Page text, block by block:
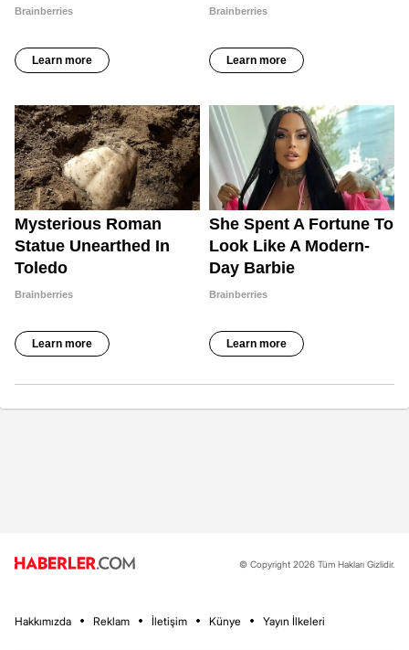
© Copyright 2026 Tüm Hakları Gizlidir.
Hakkımızda Reklam İletişim Künye Yayın İlkeleri